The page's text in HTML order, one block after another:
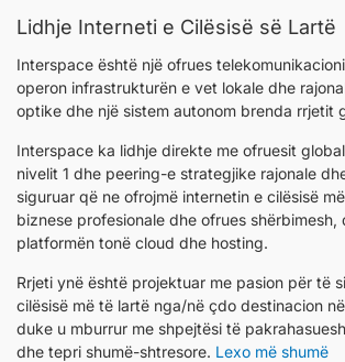
Lidhje Interneti e Cilësisë së Lartë
Interspace është një ofrues
operon infrastrukturën e vet lokale dhe
optike dhe një sistem autonom brenda rrjetit
Interspace ka lidhje direkte me ofruesit
nivelit 1 dhe peering-e strategjike rajonale
siguruar që ne ofrojmë internetin e cilësisë
biznese profesionale dhe ofrues shërbimesh,
platformën tonë cloud dhe hosting.
Rrjeti ynë është projektuar me pasion për të
cilësisë më të lartë nga/në çdo destinacion
duke u mburrur me shpejtësi të
dhe tepri shumë-shtresore. Lexo më shumë